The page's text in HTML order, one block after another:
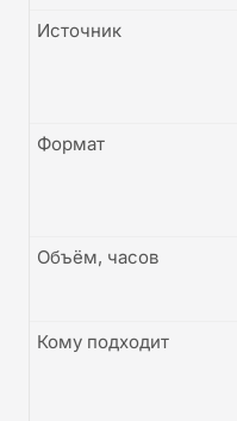
Источник
Формат
Объём, часов
Кому подходит